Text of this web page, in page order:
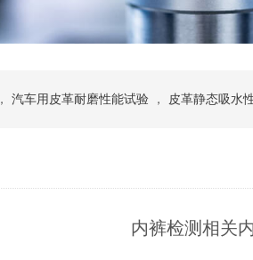
，汽车用皮革耐磨性能试验 ， 皮革静态吸水
内裤检测相关